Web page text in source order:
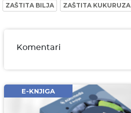
ZAŠTITA BILJA
ZAŠTITA KUKURUZA
Komentari
Email* obavezno
Komentar* obavezno
E-KNJIGA